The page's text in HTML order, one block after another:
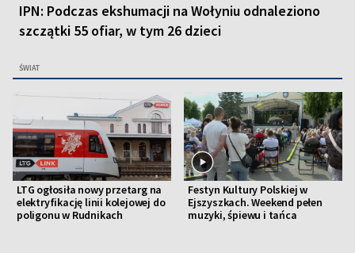
IPN: Podczas ekshumacji na Wołyniu odnaleziono
szczątki 55 ofiar, w tym 26 dzieci
ŚWIAT
LTG ogłosiła nowy przetarg na
elektryfikację linii kolejowej do
poligonu w Rudnikach
Festyn Kultury Polskiej w
Ejszyszkach. Weekend pełen
muzyki, śpiewu i tańca